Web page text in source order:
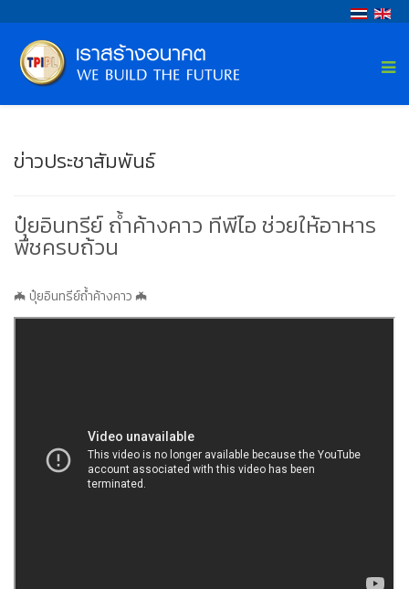
ข่าวประชาสัมพันธ์
ปุ๋ยอินทรีย์ ถ้ำค้างคาว ทีพีไอ ช่วยให้อาหาร
พืชครบถ้วน
🦇 ปุ๋ยอินทรีย์ถ้ำค้างคาว 🦇